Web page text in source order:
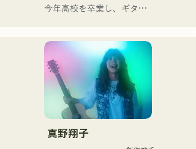
今年高校を卒業し、ギター
行う傍ら、大胆な色彩感覚
を活かしたアート制作に励
む。枠に収まりきれないマ
ルチな表現スタイルを確立
するため、日々探求を続け
ている。現在はSNSを中心
に、自身の表現を発信中。
真野翔子